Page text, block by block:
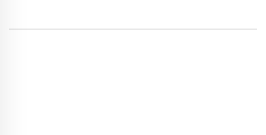
وفقًا لوزير الخارجية الأميركي الأسبق هنري كيسنجر.